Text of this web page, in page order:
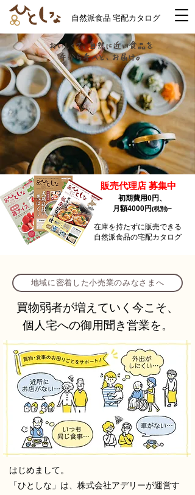
自然派食品 宅配カタログ
おいしくて、自然に近い食品を
手から手へと、お届け。
在庫を持たずに販売できる
自然派食品の宅配カタログ
販売代理店 募集中
初期費用0円、
月額4000円(税別)~
地域に密着した小売業のみなさまへ
買物弱者が増えていく今こそ、
個人宅への御用聞き営業を。
はじめまして。
「ひとしな」は、株式会社アデリーが運営す